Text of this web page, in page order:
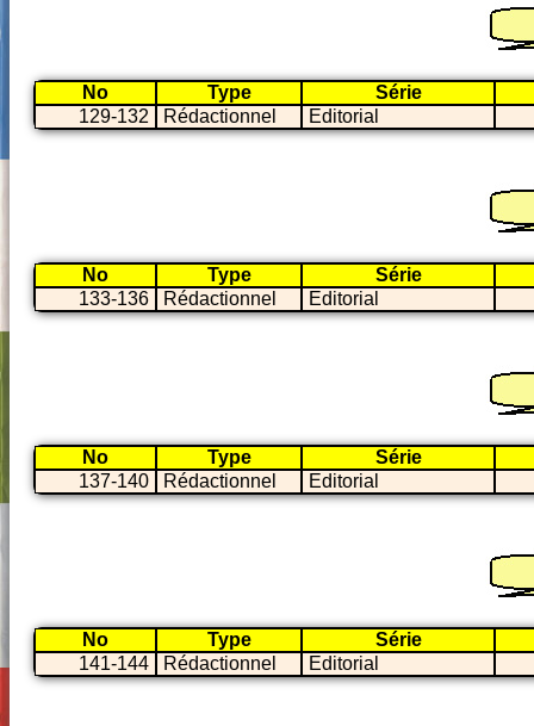
No Type
Série
129-132
Rédactionnel Editorial
No Type
Série
133-136
Rédactionnel Editorial
No Type
Série
137-140
Rédactionnel Editorial
No Type
Série
141-144
Rédactionnel Editorial